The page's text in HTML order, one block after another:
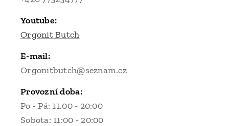
Youtube:
Orgonit Butch
E-mail:
Orgonitbutch@seznam.cz
Provozní doba:
Po - Pá: 11.00 - 20:00
Sobota: 11:00 - 20:00